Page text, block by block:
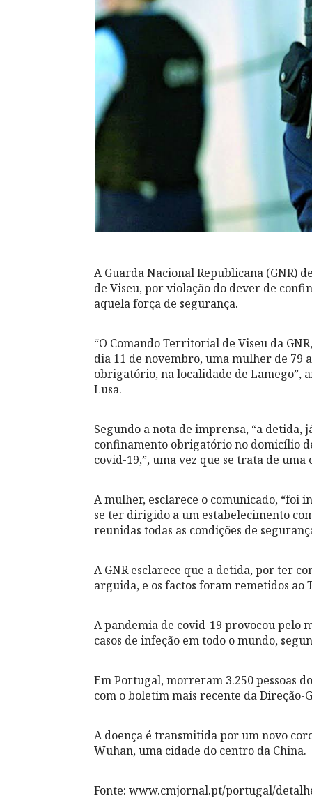
A Guarda Nacional Republicana (GNR)
de Viseu, por violação do dever de
aquela força de segurança.
“O Comando Territorial de Viseu da
dia 11 de novembro, uma mulher de 79
obrigatório, na localidade de Lamego”,
Lusa.
Segundo a nota de imprensa, “a
confinamento obrigatório no domicílio
covid-19,”, uma vez que se trata de
A mulher, esclarece o comunicado, “foi
se ter dirigido a um estabelecimento
reunidas todas as condições de
A GNR esclarece que a detida, por ter
arguida, e os factos foram remetidos ao
A pandemia de covid-19 provocou pelo
casos de infeção em todo o mundo,
Em Portugal, morreram 3.250 pessoas
com o boletim mais recente da Direção-
A doença é transmitida por um novo
Wuhan, uma cidade do centro da China.
Fonte: www.cmjornal.pt/portugal/